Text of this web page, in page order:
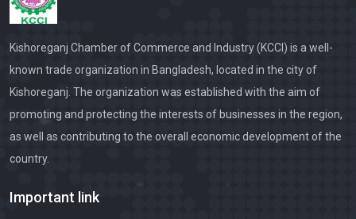
২০২৪-২৫ অর্থবছরের নবায়ন নোটিশ।
Fsdsdf
Kishoreganj Chamber Election Notice for term of 2024-
2025 and 2025-2026
Kishoreganj Chamber Election schedule for term of
Kishoreganj Chamber of Commerce and Industry (KCCI) is a well-
known trade organization in Bangladesh, located in the city of
Kishoreganj. The organization was established with the aim of
promoting and protecting the interests of businesses in the region,
as well as contributing to the overall economic development of the
country.
Important link